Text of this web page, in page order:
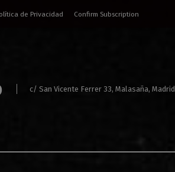
de Privacidad Confirm Subscription
c/ San Vicente Ferrer 33, Malasaña, Madrid